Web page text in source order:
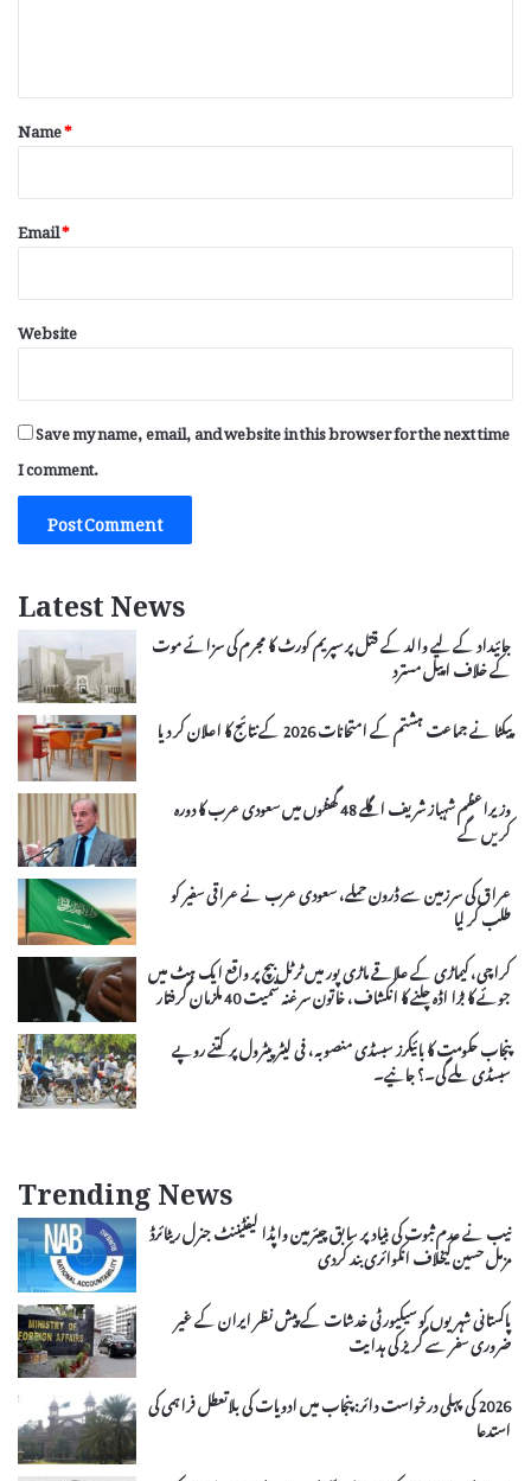
*
Name*
Email*
Website
Save my name, email, and website in this browser for the next time
I comment.
Latest News
جائیداد کے لیے والد کے قتل پر سپریم کورٹ کا مجرم کی سزائے موت
کے خلاف اپیل مسترد
پیکٹا نے جماعت ہشتم کے امتحانات 2026 کے نتائج کا اعلان کر دیا
وزیراعظم شہباز شریف اگلے 48 گھنٹوں میں سعودی عرب کا دورہ
کریں گے
عراق کی سرزمین سے ڈرون حملے، سعودی عرب نے عراقی سفیر کو
طلب کر لیا
کراچی، کیماڑی کے علاقے ماڑی پور میں ٹرٹل بیچ پر واقع ایک ہٹ میں
جوئے کا بڑا اڈہ چلنے کا انکشاف، خاتون سرغنہ سمیت 40 ملزمان گرفتار
پنجاب حکومت کا بائیکرز سبسڈی منصوبہ، فی لیٹر پیٹرول پر کتنے روپے
سبسڈی ملے گی۔؟ جانیے۔
Trending News
نیب نے عدم ثبوت کی بنیاد پر سابق چیئرمین واپڈا لیفٹیننٹ جنرل ریٹائرڈ
مزمل حسین کیخلاف انکوائری بند کردی
پاکستانی شہریوں کو سیکیورٹی خدشات کے پیش نظر ایران کے غیر
ضروری سفر سے گریز کی ہدایت
2026 کی پہلی درخواست دائر: پنجاب میں ادویات کی بلاتعطل فراہمی کی
استدعا